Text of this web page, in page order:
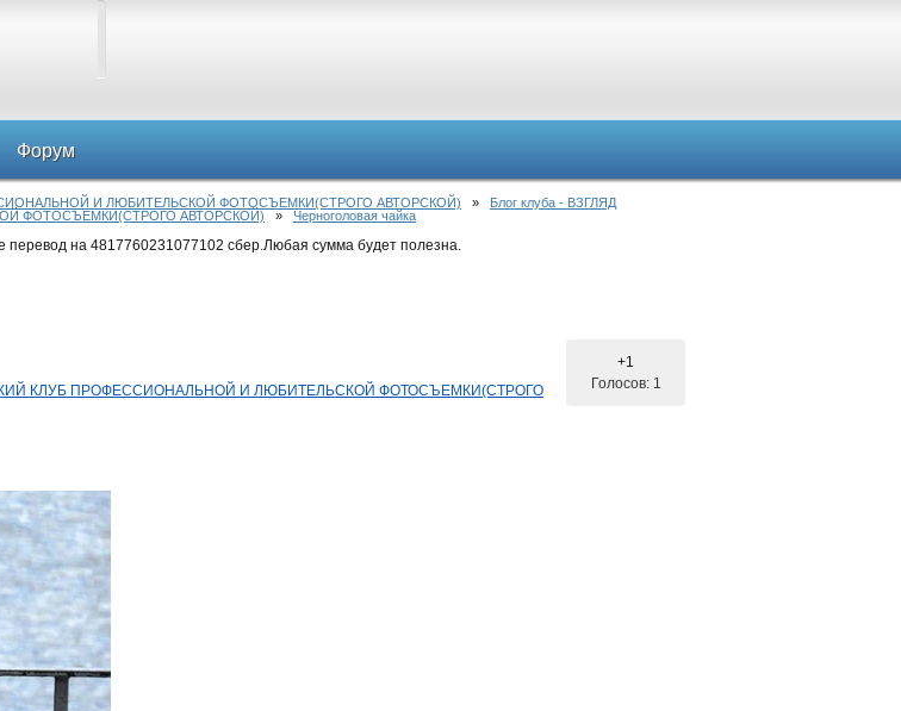
Форум
И ЛЮБИТЕЛЬСКОЙ ФОТОСЪЕМКИ(СТРОГО АВТОРСКОЙ) » Блог клуба - ВЗГЛЯД
ФОТОСЪЕМКИ(СТРОГО АВТОРСКОЙ) » Черноголовая чайка
перевод на 4817760231077102 сбер.Любая сумма будет полезна.
КЛУБ ПРОФЕССИОНАЛЬНОЙ И ЛЮБИТЕЛЬСКОЙ ФОТОСЪЕМКИ(СТРОГО
+1
Голосов: 1